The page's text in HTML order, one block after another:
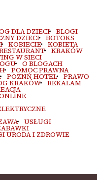
DLA DZIECI BLOGI
DZIECI BOTOKS
KOBIECIE KOBIETA
KRAKÓW
W SIECI
O BLOGACH
POMOC PRAWNA
POZNŃ HOTEL PRAWO
KRAKÓW REKALAM
USŁUGI
URODA I ZDROWIE